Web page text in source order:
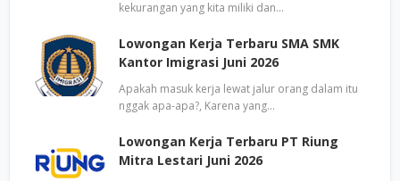
kekurangan yang kita miliki dan…
Lowongan Kerja Terbaru SMA SMK
Kantor Imigrasi Juni 2026
Apakah masuk kerja lewat jalur orang dalam itu
nggak apa-apa?, Karena yang…
Lowongan Kerja Terbaru PT Riung
Mitra Lestari Juni 2026